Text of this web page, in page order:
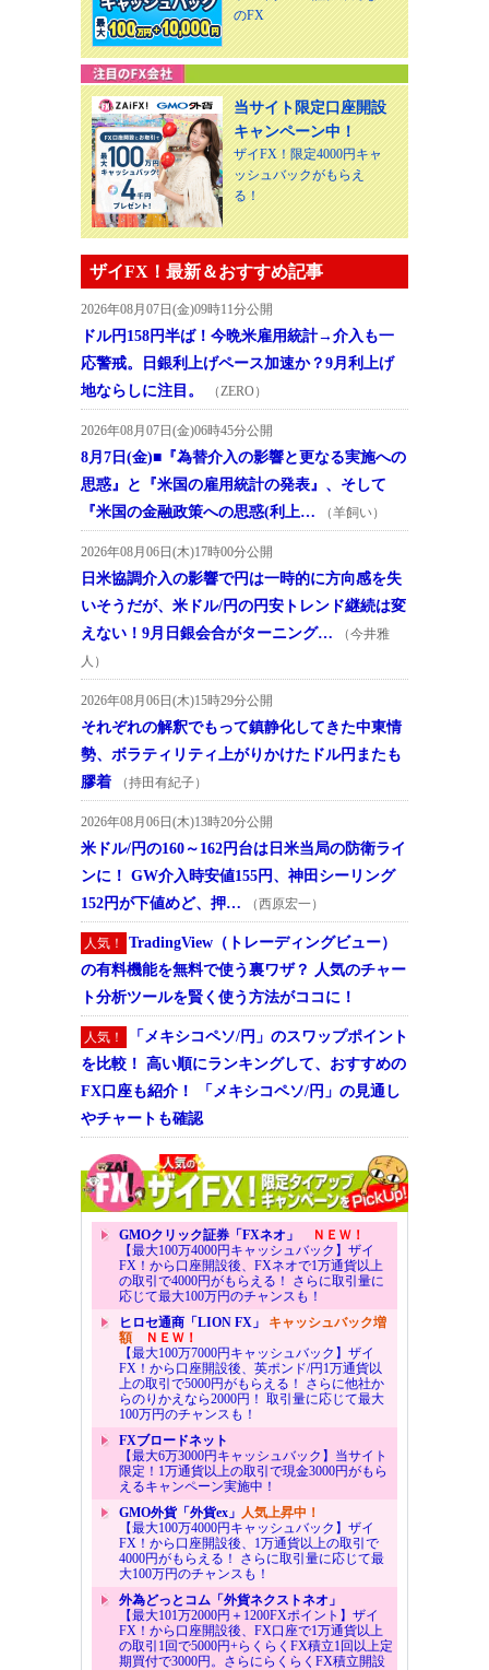
のFX
当サイト限定口座開設
キャンペーン中！
ザイFX！限定4000円キャ
ッシュバックがもらえ
る！
ザイFX！最新＆おすすめ記事
2026年08月07日(金)09時11分公開
ドル円158円半ば！今晩米雇用統計→介入も一
応警戒。日銀利上げペース加速か？9月利上げ
地ならしに注目。
（ZERO）
2026年08月07日(金)06時45分公開
8月7日(金)■『為替介入の影響と更なる実施への
思惑』と『米国の雇用統計の発表』、そして
『米国の金融政策への思惑(利上…
（羊飼い）
2026年08月06日(木)17時00分公開
日米協調介入の影響で円は一時的に方向感を失
いそうだが、米ドル/円の円安トレンド継続は変
えない！9月日銀会合がターニング…
（今井雅
人）
2026年08月06日(木)15時29分公開
それぞれの解釈でもって鎮静化してきた中東情
勢、ボラティリティ上がりかけたドル円またも
膠着
（持田有紀子）
2026年08月06日(木)13時20分公開
米ドル/円の160～162円台は日米当局の防衛ライ
ンに！ GW介入時安値155円、神田シーリング
152円が下値めど、押…
（西原宏一）
人気！
TradingView（トレーディングビュー）
の有料機能を無料で使う裏ワザ？ 人気のチャー
ト分析ツールを賢く使う方法がココに！
人気！
「メキシコペソ/円」のスワップポイント
を比較！ 高い順にランキングして、おすすめの
FX口座も紹介！ 「メキシコペソ/円」の見通し
やチャートも確認
GMOクリック証券「FXネオ」
ＮＥＷ！
【最大100万4000円キャッシュバック】ザイ
FX！から口座開設後、FXネオで1万通貨以上
の取引で4000円がもらえる！ さらに取引量に
応じて最大100万円のチャンスも！
ヒロセ通商「LION FX」 キャッシュバック増
額ＮＥＷ！
【最大100万7000円キャッシュバック】ザイ
FX！から口座開設後、英ポンド/円1万通貨以
上の取引で5000円がもらえる！ さらに他社か
らのりかえなら2000円！ 取引量に応じて最大
100万円のチャンスも！
FXブロードネット
【最大6万3000円キャッシュバック】当サイト
限定！1万通貨以上の取引で現金3000円がもら
えるキャンペーン実施中！
GMO外貨「外貨ex」 人気上昇中！
【最大100万4000円キャッシュバック】ザイ
FX！から口座開設後、1万通貨以上の取引で
4000円がもらえる！ さらに取引量に応じて最
大100万円のチャンスも！
外為どっとコム「外貨ネクストネオ」
【最大101万2000円＋1200FXポイント】ザイ
FX！から口座開設後、FX口座で1万通貨以上
の取引1回で5000円+らくらくFX積立1回以上定
期買付で3000円。さらにらくらくFX積立開設